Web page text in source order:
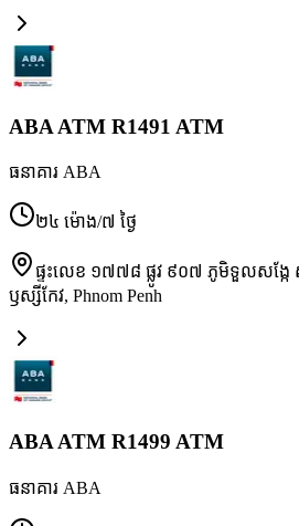
ABA ATM R1491 ATM
ធនាគារ ABA
២៤ ម៉ោង/៧ ថ្ងៃ
ផ្ទះលេខ ១៧៧៨ ផ្លូវ ៩០៧ ភូមិទួលសង្កែ
ឫស្សីកែវ, Phnom Penh
ABA ATM R1499 ATM
ធនាគារ ABA